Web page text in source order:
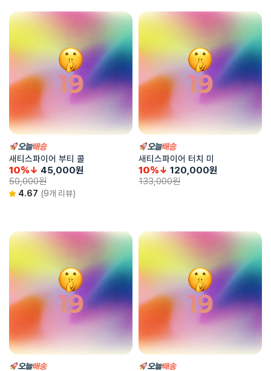
새티스파이어 부티 콜
10%↓ 45,000원
50,000원
4.67 (9개 리뷰)
새티스파이어 터치 미
10%↓ 120,000원
133,000원